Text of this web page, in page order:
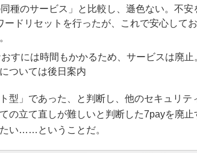
種のサービス」と比較し、遜色ない。不安
ードリセットを行ったが、これで安心して
すには時間もかかるため、サービスは廃止
ついては後日案内
型」であった、と判断し、他のセキュリテ
の立て直しが難しいと判断した7payを廃止
い……ということだ。